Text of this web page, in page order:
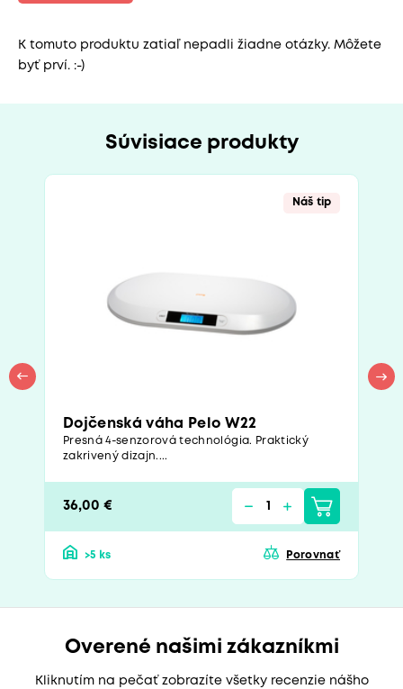
K tomuto produktu zatiaľ nepadli žiadne otázky. Môžete
byť prví. :-)
Súvisiace produkty
Náš tip
Dojčenská váha Pelo W22
Presná 4-senzorová technológia. Praktický
zakrivený dizajn....
36,00 €
>5 ks Porovnať
Overené našimi zákazníkmi
Kliknutím na pečať zobrazíte všetky recenzie nášho